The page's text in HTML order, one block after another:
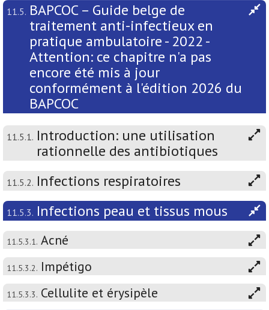
11.5. BAPCOC – Guide belge de
traitement anti-infectieux en
pratique ambulatoire - 2022 -
Attention: ce chapitre n'a pas
encore été mis à jour
conformément à l'édition 2026 du
BAPCOC
11.5.1. Introduction: une utilisation
rationnelle des antibiotiques
11.5.2. Infections respiratoires
11.5.3. Infections peau et tissus mous
11.5.3.1. Acné
11.5.3.2. Impétigo
11.5.3.3. Cellulite et érysipèle